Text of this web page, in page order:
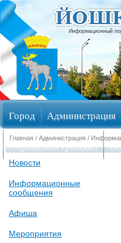
Информационный
Город Администрация
Обращения граждан
Главная / Администрация /
Новости
Информационные
сообщения
Афиша
Мероприятия